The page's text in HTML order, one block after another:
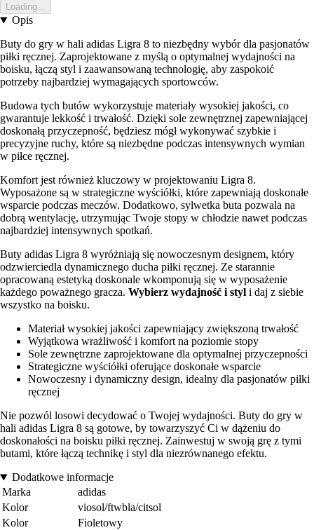
Loading...
Opis
Buty do gry w hali adidas Ligra 8 to niezbędny wybór dla pasjonatów
piłki ręcznej. Zaprojektowane z myślą o optymalnej wydajności na
boisku, łączą styl i zaawansowaną technologię, aby zaspokoić
potrzeby najbardziej wymagających sportowców.
Budowa tych butów wykorzystuje materiały wysokiej jakości, co
gwarantuje lekkość i trwałość. Dzięki sole zewnętrznej zapewniającej
doskonałą przyczepność, będziesz mógł wykonywać szybkie i
precyzyjne ruchy, które są niezbędne podczas intensywnych wymian
w piłce ręcznej.
Komfort jest również kluczowy w projektowaniu Ligra 8.
Wyposażone są w strategiczne wyściółki, które zapewniają doskonałe
wsparcie podczas meczów. Dodatkowo, sylwetka buta pozwala na
dobrą wentylację, utrzymując Twoje stopy w chłodzie nawet podczas
najbardziej intensywnych spotkań.
Buty adidas Ligra 8 wyróżniają się nowoczesnym designem, który
odzwierciedla dynamicznego ducha piłki ręcznej. Ze starannie
opracowaną estetyką doskonale wkomponują się w wyposażenie
każdego poważnego gracza. Wybierz wydajność i styl i daj z siebie
wszystko na boisku.
Materiał wysokiej jakości zapewniający zwiększoną trwałość
Wyjątkowa wrażliwość i komfort na poziomie stopy
Sole zewnętrzne zaprojektowane dla optymalnej przyczepności
Strategiczne wyściółki oferujące doskonałe wsparcie
Nowoczesny i dynamiczny design, idealny dla pasjonatów piłki
ręcznej
Nie pozwól losowi decydować o Twojej wydajności. Buty do gry w
hali adidas Ligra 8 są gotowe, by towarzyszyć Ci w dążeniu do
doskonałości na boisku piłki ręcznej. Zainwestuj w swoją grę z tymi
butami, które łączą technikę i styl dla niezrównanego efektu.
Dodatkowe informacje
Marka
adidas
Kolor
viosol/ftwbla/citsol
Kolor
Fioletowy